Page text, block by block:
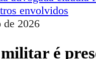
de 2026
é